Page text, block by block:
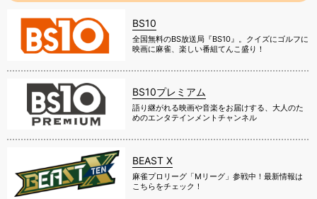
BS10
全国無料のBS放送局『BS10』。クイズにゴルフに
映画に麻雀、楽しい番組てんこ盛り！
BS10プレミアム
語り継がれる映画や音楽をお届けする、大人のた
めのエンタテインメントチャンネル
BEAST X
麻雀プロリーグ「Mリーグ」参戦中！最新情報は
こちらをチェック！